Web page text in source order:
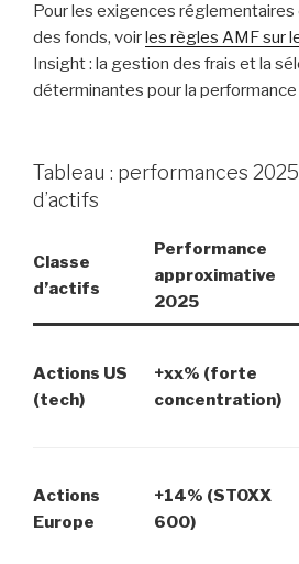
Pour les exigences
des fonds, voir les règles AMF sur
Insight : la gestion des frais et la
déterminantes pour la
Tableau : performances
d’actifs
Classe
d’actifs
Performance
approximative
2025
Actions US
(tech)
+xx% (forte
concentration)
Actions
Europe
+14% (STOXX
600)